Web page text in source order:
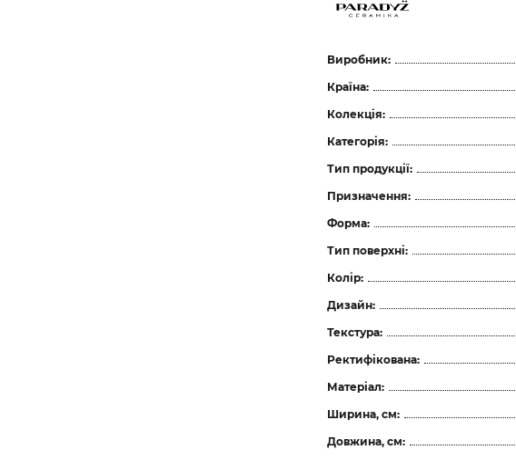
Виробник:
Країна:
Колекція:
Категорія:
Тип продукції:
Призначення:
Форма:
Тип поверхні:
Колір:
Дизайн:
Текстура:
Ректифікована:
Матеріал:
Ширина, см:
Довжина, см: